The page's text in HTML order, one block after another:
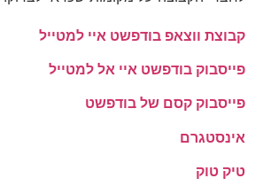
קבוצת ווצאפ בודפשט איי למטייל
פייסבוק בודפשט איי אל למטייל
פייסבוק קסם של בודפשט
אינסטגרם
טיק טוק